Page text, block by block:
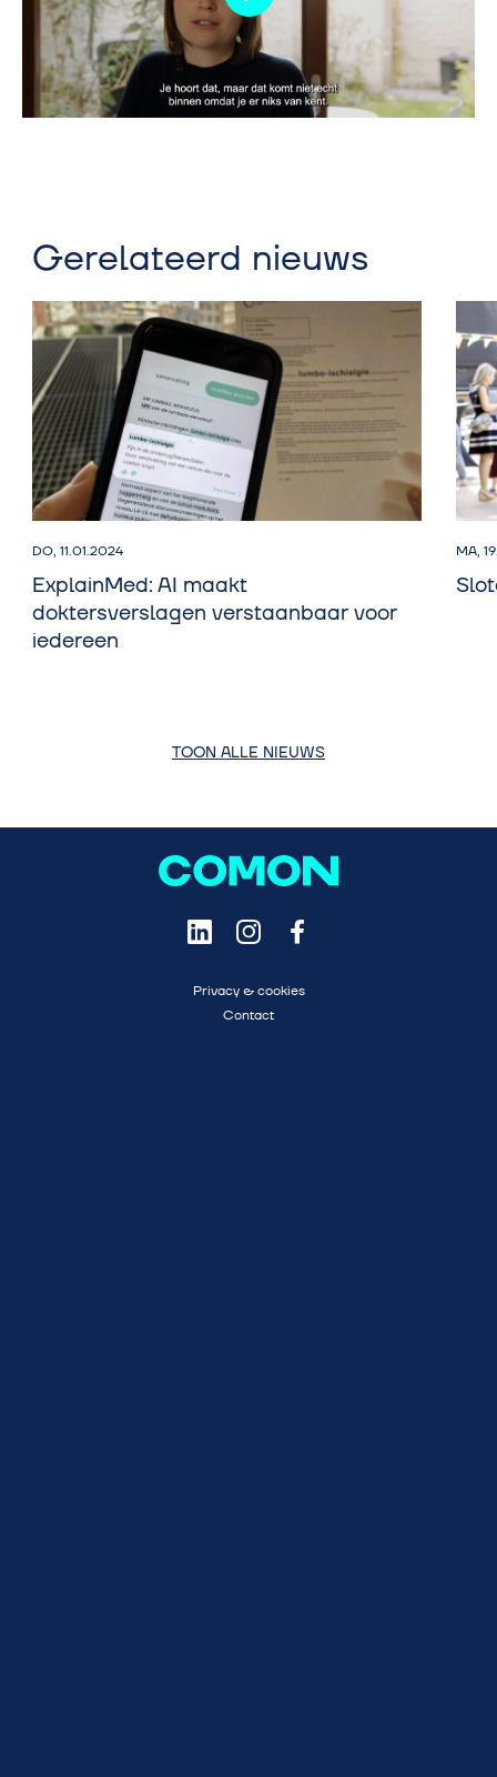
Gerelateerd nieuws
DO, 11.01.2024
ExplainMed: AI maakt
doktersverslagen verstaanbaar voor
iedereen
MA,
TOON ALLE NIEUWS
Privacy & cookies
Contact